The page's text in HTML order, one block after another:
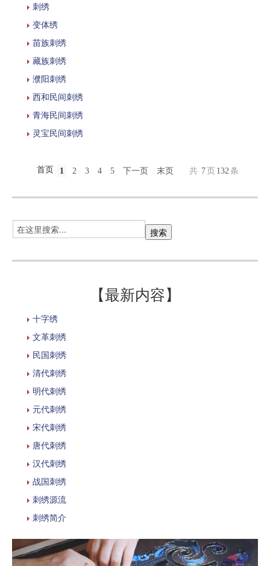
刺绣
变体绣
苗族刺绣
藏族刺绣
濮阳刺绣
西和民间刺绣
青海民间刺绣
灵宝民间刺绣
首页 1 2 3 4 5 下一页 末页 共 7 页 132 条
【最新内容】
十字绣
文革刺绣
民国刺绣
清代刺绣
明代刺绣
元代刺绣
宋代刺绣
唐代刺绣
汉代刺绣
战国刺绣
刺绣源流
刺绣简介